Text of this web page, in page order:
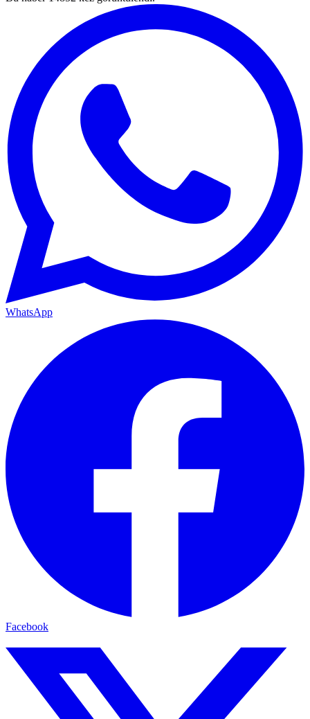
WhatsApp
Facebook